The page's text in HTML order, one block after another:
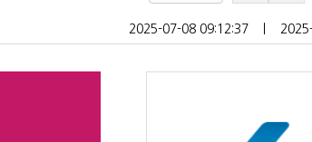
2025-07-08 09:12:37